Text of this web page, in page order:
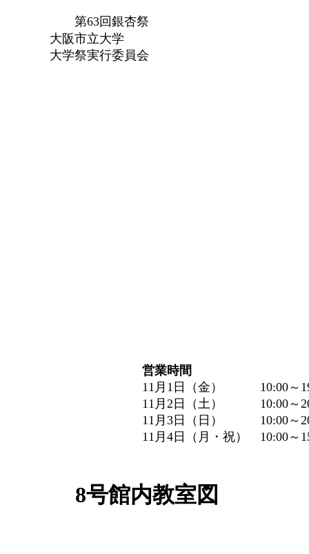
大阪市立大学
大学祭実行委員会
第63回銀杏祭
営業時間
11月1日（金） 10:00～
11月2日（土） 10:00～
11月3日（日） 10:00～
11月4日（月・祝） 10:00～
8号館内教室図